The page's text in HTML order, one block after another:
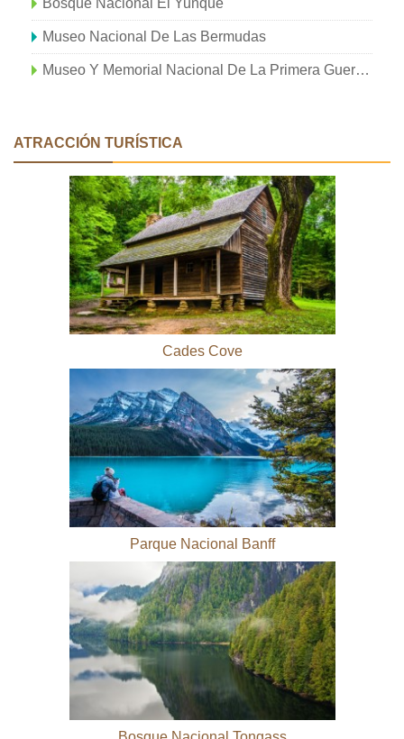
Museo Nacional De Las Bermudas
Museo Y Memorial Nacional De La Primera Guerra Mundial
ATRACCIÓN TURÍSTICA
Cades Cove
Parque Nacional Banff